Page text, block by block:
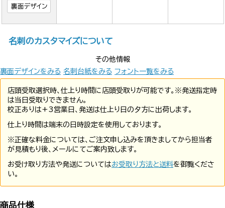
裏面デザイン
名刺のカスタマイズについて
その他情報
裏面デザインをみる 名刺台紙をみる フォント一覧をみる
店頭受取選択時、仕上り時間に店頭受取りが可能です。※発送指定時
は当日受取りできません。
校正ありは+3営業日、発送は仕上り日の夕方に出荷します。
仕上り時間は端末の日時設定を使用しております。
※正確な料金については、ご注文申し込みを頂きましてから担当者
が見積もり後、メールにてご案内致します。
お受け取り方法や発送についてはお受取り方法と送料を御覧くださ
い。
商品仕様